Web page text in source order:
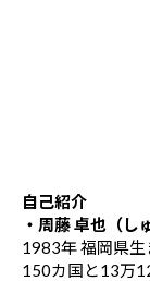
自己紹介
・周藤 卓也（し
1983年 福岡県生
150カ国と13万